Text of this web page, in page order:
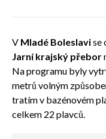
V Mladé Boleslavise
Jarní krajský přebor
Na programu byly
metrů volným
tratím v bazénovém
celkem 22 plavců.